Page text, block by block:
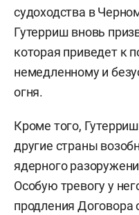
судоходства в
Гутерриш вновь
которая приведет к
немедленному и
огня.
Кроме того,
другие страны
ядерного
Особую тревогу у
продления Договора